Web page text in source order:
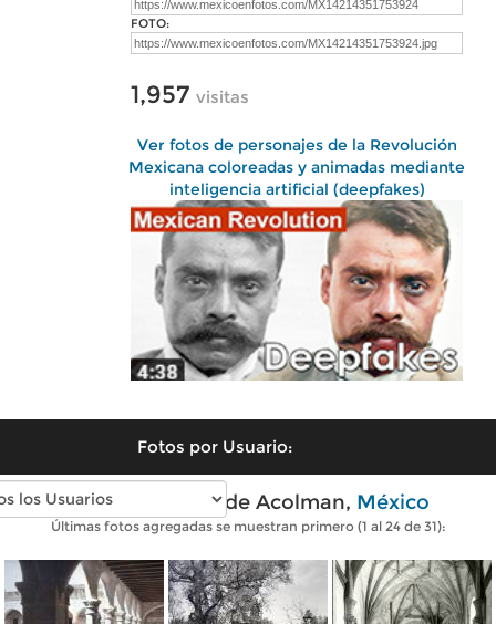
FOTO:
1,957 visitas
Ver fotos de personajes de la Revolución
Mexicana coloreadas y animadas mediante
inteligencia artificial (deepfakes)
Fotos por Usuario:
Fotos antiguas de Acolman, México
Últimas fotos agregadas se muestran primero (1 al 24 de 31):